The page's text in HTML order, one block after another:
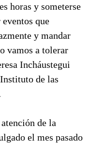
horas y someterse
que
y mandar
vamos a tolerar
Incháustegui
de las
de la
el mes pasado